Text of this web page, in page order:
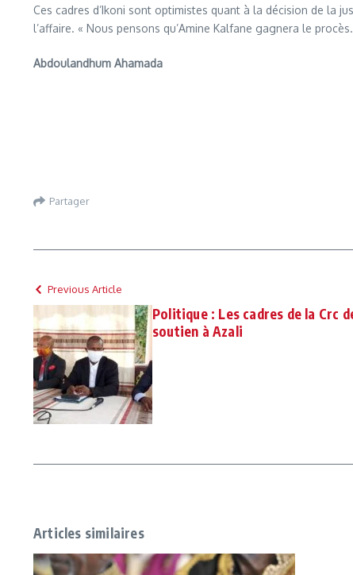
Ces cadres d’Ikoni sont optimistes quant à la décision de la
l’affaire. « Nous pensons qu’Amine Kalfane gagnera le
Abdoulandhum Ahamada
Partager
Previous Article
Politique : Les cadres de la Crc
soutien à Azali
Articles similaires